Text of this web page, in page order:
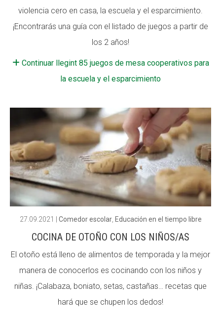
violencia cero en casa, la escuela y el esparcimiento.
¡Encontrarás una guía con el listado de juegos a partir de
los 2 años!
Continuar llegint 85 juegos de mesa cooperativos para
la escuela y el esparcimiento
27.09.2021 Comedor escolar, Educación en el tiempo libre
COCINA DE OTOÑO CON LOS NIÑOS/AS
El otoño está lleno de alimentos de temporada y la mejor
manera de conocerlos es cocinando con los niños y
niñas. ¡Calabaza, boniato, setas, castañas… recetas que
hará que se chupen los dedos!
CONEIX FUNDESPLAI
Missió i valors
Els comptes clars
Memòria d'activitats
Proposta educativa
ACTUALITAT
Notícies
Butlletins
Diari de la Fundació
Fundesplai als mitjans